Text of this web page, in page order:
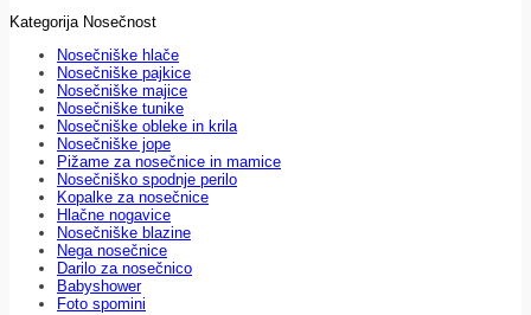
Kategorija Nosečnost
Nosečniške hlače
Nosečniške pajkice
Nosečniške majice
Nosečniške tunike
Nosečniške obleke in krila
Nosečniške jope
Pižame za nosečnice in mamice
Nosečniško spodnje perilo
Kopalke za nosečnice
Hlačne nogavice
Nosečniške blazine
Nega nosečnice
Darilo za nosečnico
Babyshower
Foto spomini